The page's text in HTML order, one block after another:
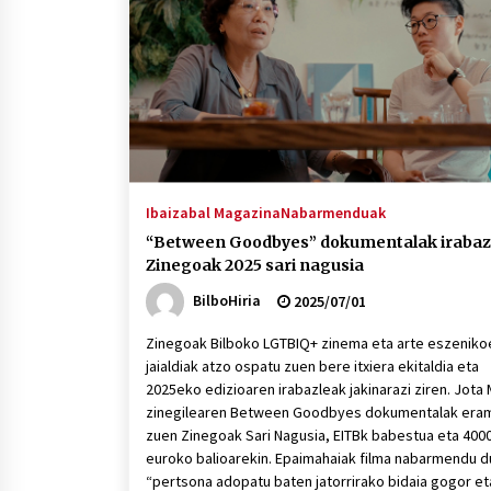
protagonista
2026/07/16
POTTO: San Pedro jaietako bertso-
saioa
2026/07/09
Auritz Iñurrietaren margoak
ikusgai Uribitarte40 aretoan
Ibaizabal MagazinaNabarmenduak
“Between Goodbyes” dokumentalak
Zinegoak 2025 sari nagusia
BilboHiria
2025/07/01
Zinegoak Bilboko LGTBIQ+ zinema eta arte
jaialdiak atzo ospatu zuen bere itxiera ekitaldia eta
2025eko edizioaren irabazleak jakinarazi ziren. Jota
zinegilearen Between Goodbyes dokumentalak
zuen Zinegoak Sari Nagusia, EITBk babestua eta
euroko balioarekin. Epaimahaiak filma nabarmendu
“pertsona adopatu baten jatorrirako bidaia gogor